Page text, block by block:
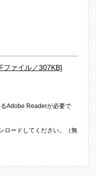
ファイル／307KB]
Adobe Readerが必要で
ロードしてください。（無